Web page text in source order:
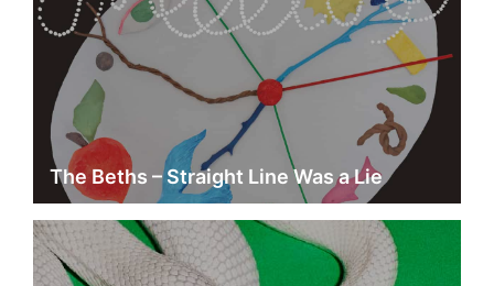
The Beths – Straight Line Was a Lie